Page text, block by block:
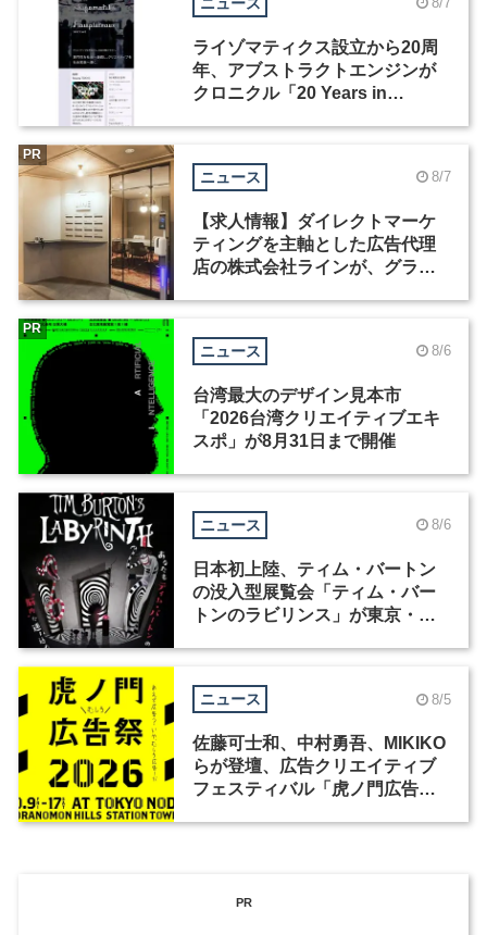
ライゾマティクス設立から20周
年、アブストラクトエンジンが
クロニクル「20 Years in
ニュース 8/7
【求人情報】ダイレクトマーケ
ティングを主軸とした広告代理
店の株式会社ラインが、グラフ
PR
ニュース 8/6
台湾最大のデザイン見本市
「2026台湾クリエイティブエキ
スポ」が8月31日まで開催
PR
ニュース 8/6
日本初上陸、ティム・バートン
の没入型展覧会「ティム・バー
トンのラビリンス」が東京・豊
ニュース 8/5
佐藤可士和、中村勇吾、MIKIKO
らが登壇、広告クリエイティブ
フェスティバル「虎ノ門広告
PR